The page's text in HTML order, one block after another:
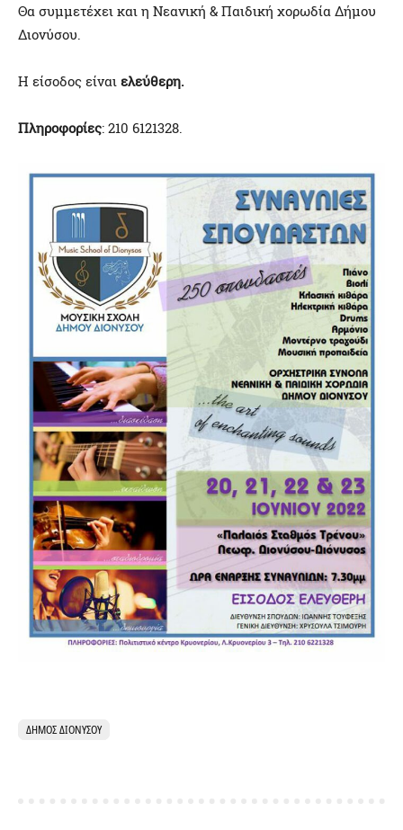
Θα συμμετέχει και η Νεανική & Παιδική χορωδία Δήμου
Διονύσου.
Η είσοδος είναι ελεύθερη.
Πληροφορίες: 210 6121328.
ΔΉΜΟΣ ΔΙΟΝΎΣΟΥ